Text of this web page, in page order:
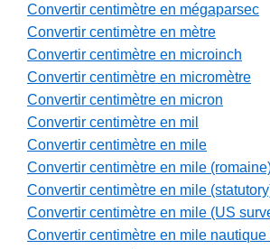
Convertir centimètre en mégaparsec
Convertir centimètre en mètre
Convertir centimètre en microinch
Convertir centimètre en micromètre
Convertir centimètre en micron
Convertir centimètre en mil
Convertir centimètre en mile
Convertir centimètre en mile
Convertir centimètre en mile
Convertir centimètre en mile (US
Convertir centimètre en mile